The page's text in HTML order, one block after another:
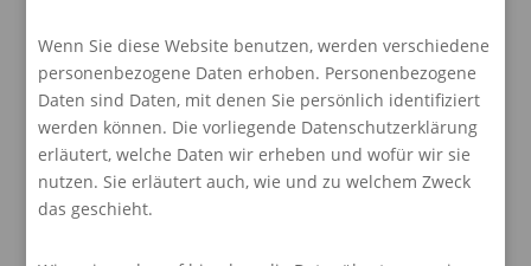
Wenn Sie diese Website benutzen, werden verschiedene
personenbezogene Daten erhoben. Personenbezogene
Daten sind Daten, mit denen Sie persönlich identifiziert
werden können. Die vorliegende Datenschutzerklärung
erläutert, welche Daten wir erheben und wofür wir sie
nutzen. Sie erläutert auch, wie und zu welchem Zweck
das geschieht.